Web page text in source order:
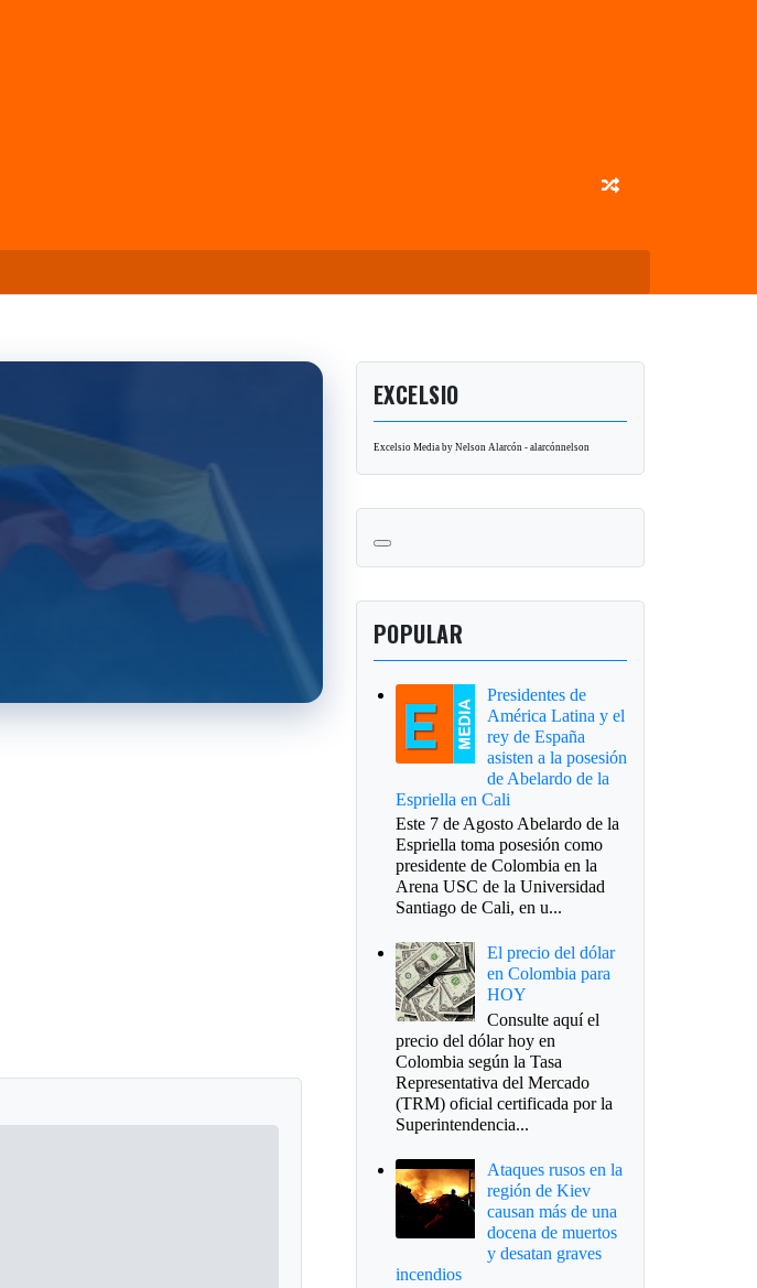
EXCELSIO
Excelsio Media by Nelson Alarcón - alarcónnelson
POPULAR
Presidentes de
América Latina y el
rey de España
asisten a la posesión
de Abelardo de la
Espriella en Cali
Este 7 de Agosto Abelardo de la
Espriella toma posesión como
presidente de Colombia en la
Arena USC de la Universidad
Santiago de Cali, en u...
El precio del dólar
en Colombia para
HOY
Consulte aquí el
precio del dólar hoy en
Colombia según la Tasa
Representativa del Mercado
(TRM) oficial certificada por la
Superintendencia...
Ataques rusos en la
región de Kiev
causan más de una
docena de muertos
y desatan graves
incendios